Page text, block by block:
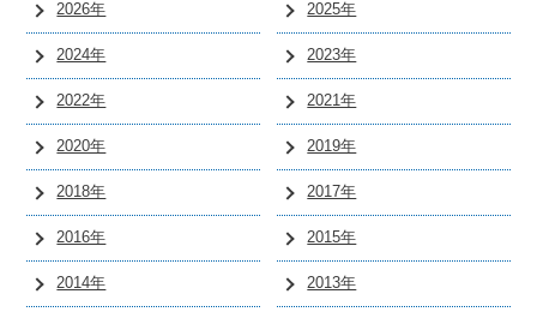
2026年 2025年
2024年 2023年
2022年 2021年
2020年 2019年
2018年 2017年
2016年 2015年
2014年 2013年